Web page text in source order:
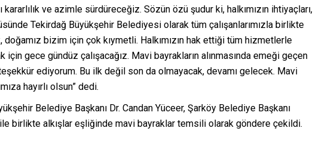
kararlılık ve azimle sürdüreceğiz. Sözün özü şudur ki, halkımızın ihtiyaçları,
Tekirdağ Büyükşehir Belediyesi olarak tüm çalışanlarımızla birlikte
doğamız bizim için çok kıymetli. Halkımızın hak ettiği tüm hizmetlerle
gece gündüz çalışacağız. Mavi bayrakların alınmasında emeği geçen
ediyorum. Bu ilk değil son da olmayacak, devamı gelecek. Mavi
hayırlı olsun” dedi.
Belediye Başkanı Dr. Candan Yüceer, Şarköy Belediye Başkanı
birlikte alkışlar eşliğinde mavi bayraklar temsili olarak göndere çekildi.